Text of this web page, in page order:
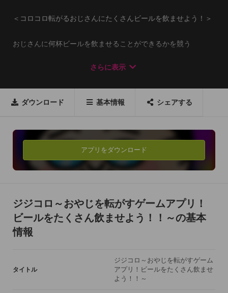
＜コロコロ転がるおじさんにたくさんビールを飲ませよう！＞
おじさんに何杯ビールを飲ませることができるかを競う
うまーくおじさんを転がしてねヽ(´▽｀)/
「ウコン」をGETすると少しの間無敵になれるよ。
無敵になったおじさんは障害物に当たっても大丈夫！
ビールだけを飲み続けることができるよ。
・障害物レースが好きな人に
・転がるゲーム好きな人に
・飲み会でのネタを探している人に
何杯ビールを飲ませることができるかな・・・！？
さらに表示
ダウンロード 基本情報 シェアする
アプリをダウンロード
ジジコロ～おやじを転がすゲームアプリ！
ビールをたくさん飲ませよう！！～の基本
情報
タイトル
ジジコロ～おやじを転がすゲーム
アプリ！ビールをたくさん飲ませ
よう！！～